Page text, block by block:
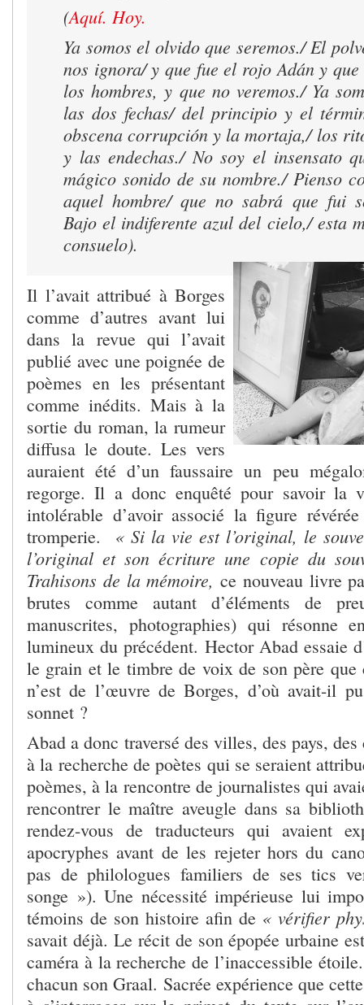
(Aquí. Hoy.
Ya somos el olvido que seremos./ El
nos ignora/ y que fue el rojo Adán y
los hombres, y que no veremos./ Ya
las dos fechas/ del principio y el
obscena corrupción y la mortaja,/ los
y las endechas./ No soy el insensato
mágico sonido de su nombre./ Pienso
aquel hombre/ que no sabrá que fui
Bajo el indiferente azul del cielo,/ esta
consuelo).
Il l’avait attribué à Borges
comme d’autres avant lui
dans la revue qui l’avait
publié avec une poignée de
poèmes en les présentant
comme inédits. Mais à la
sortie du roman, la rumeur
diffusa le doute. Les vers
auraient été d’un faussaire un peu
regorge. Il a donc enquêté pour savoir
intolérable d’avoir associé la figure
tromperie. « Si la vie est l’original, le
l’original et son écriture une copie du
Trahisons de la mémoire, ce nouveau livre
brutes comme autant d’éléments de
manuscrites, photographies) qui résonne
lumineux du précédent. Hector Abad essaie
le grain et le timbre de voix de son père que
n’est de l’œuvre de Borges, d’où avait-il
sonnet ?
Abad a donc traversé des villes, des pays,
à la recherche de poètes qui se seraient
poèmes, à la rencontre de journalistes qui
rencontrer le maître aveugle dans sa
rendez-vous de traducteurs qui avaient
apocryphes avant de les rejeter hors du
pas de philologues familiers de ses tics
songe »). Une nécessité impérieuse lui
témoins de son histoire afin de « vérifier
savait déjà. Le récit de son épopée urbaine
caméra à la recherche de l’inaccessible
chacun son Graal. Sacrée expérience que